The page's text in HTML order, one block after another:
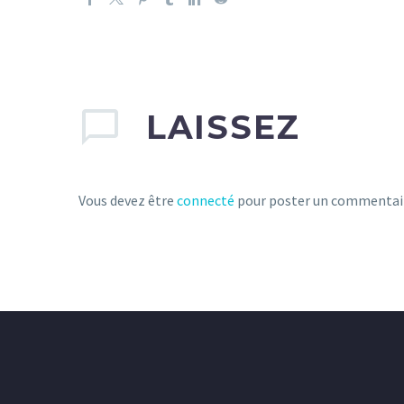
LAISSEZ
Vous devez être connecté pour poster un